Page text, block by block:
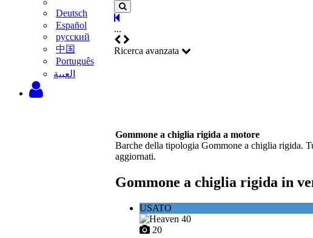
Deutsch
Español
русский
中国
Português
‫العبية
...
Ricerca avanzata
Gommone a chiglia rigida a motore
Barche della tipologia Gommone a chiglia rigida.
aggiornati.
Gommone a chiglia rigida in
USATO
20